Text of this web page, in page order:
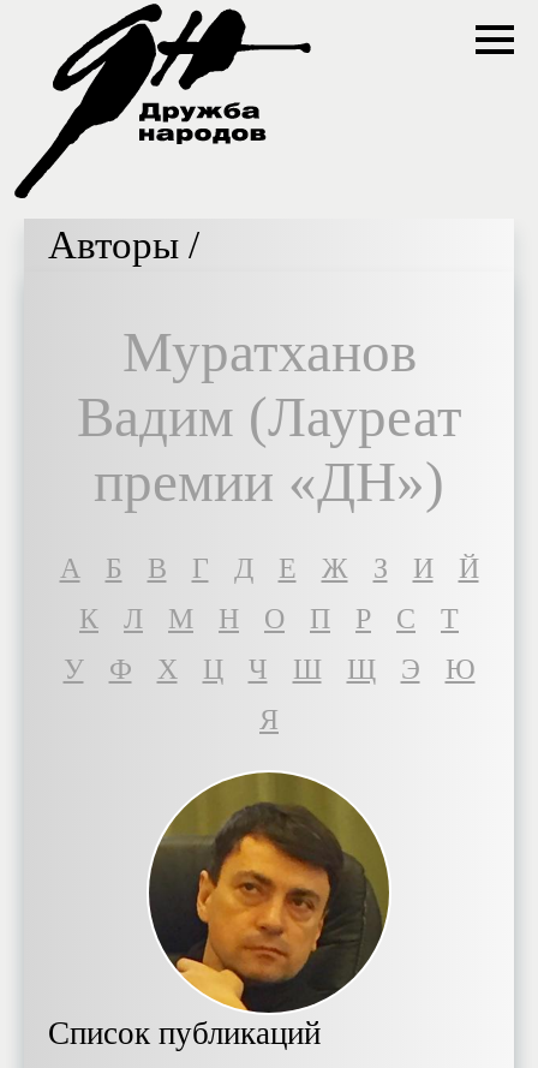
Авторы /
Муратханов
Вадим (Лауреат
премии «ДН»)
A Б В Г Д Е Ж З И
Й
К
Л М Н О П Р С
Т
У
Ф Х Ц Ч Ш Щ Э
Ю
Я
Список публикаций